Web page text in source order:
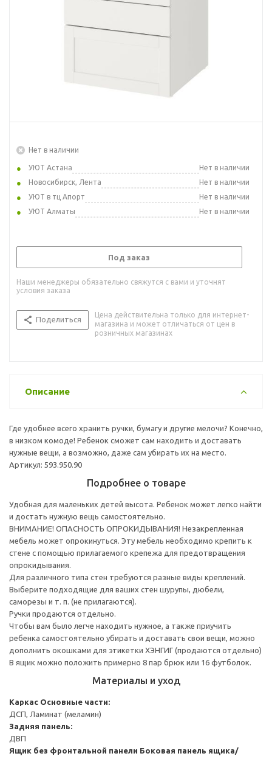
Нет в наличии
УЮТ Астана
Нет в наличии
Новосибирск, Лента
Нет в наличии
УЮТ в тц Апорт
Нет в наличии
УЮТ Алматы
Нет в наличии
Под заказ
Наши менеджеры обязательно свяжутся с вами и уточнят
условия заказа
Поделиться
Цена действительна только для интернет-
магазина и может отличаться от цен в
розничных магазинах
Описание
Где удобнее всего хранить ручки, бумагу и другие мелочи? Конечно,
в низком комоде! Ребенок сможет сам находить и доставать
нужные вещи, а возможно, даже сам убирать их на место.
Артикул: 593.950.90
Подробнее о товаре
Удобная для маленьких детей высота. Ребенок может легко найти
и достать нужную вещь самостоятельно.
ВНИМАНИЕ! ОПАСНОСТЬ ОПРОКИДЫВАНИЯ! Незакрепленная
мебель может опрокинуться. Эту мебель необходимо крепить к
стене с помощью прилагаемого крепежа для предотвращения
опрокидывания.
Для различного типа стен требуются разные виды креплений.
Выберите подходящие для ваших стен шурупы, дюбели,
саморезы и т. п. (не прилагаются).
Ручки продаются отдельно.
Чтобы вам было легче находить нужное, а также приучить
ребенка самостоятельно убирать и доставать свои вещи, можно
дополнить окошками для этикетки ХЭНГИГ (продаются отдельно)
В ящик можно положить примерно 8 пар брюк или 16 футболок.
Материалы и уход
Каркас Основные части:
ДСП, Ламинат (меламин)
Задняя панель:
ДВП
Ящик без фронтальной панели Боковая панель ящика/